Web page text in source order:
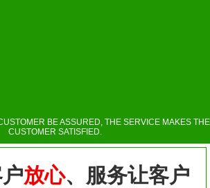
BE ASSURED, THE SERVICE MAKES THE
CUSTOMER SATISFIED.
放心、服务让客户